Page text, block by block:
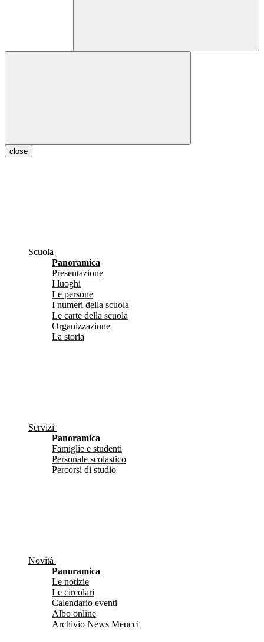
close
Scuola
Panoramica
Presentazione
I luoghi
Le persone
I numeri della scuola
Le carte della scuola
Organizzazione
La storia
Servizi
Panoramica
Famiglie e studenti
Personale scolastico
Percorsi di studio
Novità
Panoramica
Le notizie
Le circolari
Calendario eventi
Albo online
Archivio News Meucci